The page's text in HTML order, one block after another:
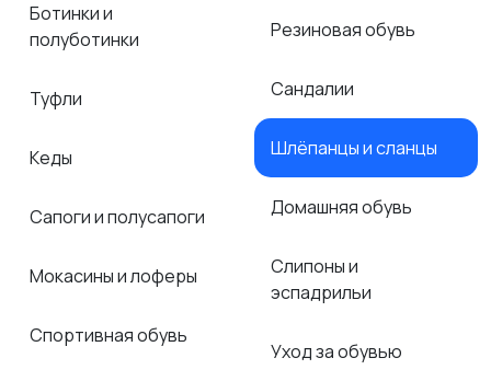
Ботинки и
полуботинки
Туфли
Кеды
Сапоги и полусапоги
Мокасины и лоферы
Спортивная обувь
Резиновая обувь
Сандалии
Шлёпанцы и сланцы
Домашняя обувь
Слипоны и
эспадрильи
Уход за обувью